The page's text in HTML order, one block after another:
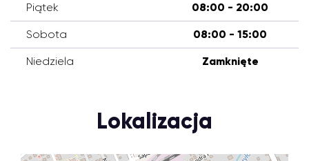
Piątek 08:00 - 20:00
Sobota 08:00 - 15:00
Niedziela Zamknięte
Lokalizacja